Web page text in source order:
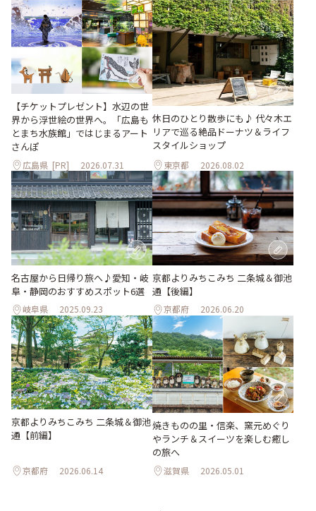
【チケットプレゼント】水辺の世
界から浮世絵の世界へ。「広島も
とまち水族館」ではじまるアート
さんぽ
広島県 [PR] 2026.07.31
休日のひとり散歩にも♪ 代々木エ
リアで巡る絶品ドーナツ＆ライフ
スタイルショップ
東京都 2026.08.02
名古屋から日帰り旅へ♪愛知・岐
阜・静岡のおすすめスポット6選
岐阜県 2025.09.23
京都よりみちこみち 二条城＆御池
通【後編】
京都府 2026.06.20
京都よりみちこみち 二条城＆御池
通【前編】
京都府 2026.06.14
焼きものの里・信楽、窯元めぐり
やランチ＆スイーツを楽しむ癒し
の旅へ
滋賀県 2026.05.01